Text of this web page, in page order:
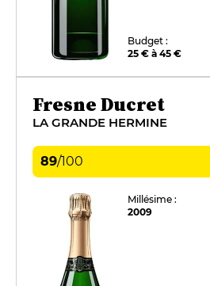
Budget :
25 € à 45 €
Fresne Ducret
LA GRANDE HERMINE
89/100
Millésime :
2009